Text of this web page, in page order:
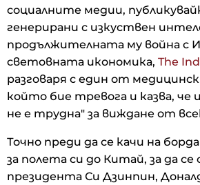
социалните медии,
генерирани с изкуствен
продължителната му война с
световната икономика, The
разговаря с един от
който бие тревога и казва, че
не е трудна" за виждане от
Точно преди да се качи на
за полета си до Китай, за да се
президента Си Дзинпин,